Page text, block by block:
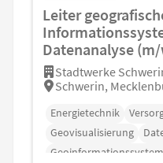
Leiter
Datenanalyse
Stadtwerke
Schwerin,
Energietechnik
Geovisualisierung